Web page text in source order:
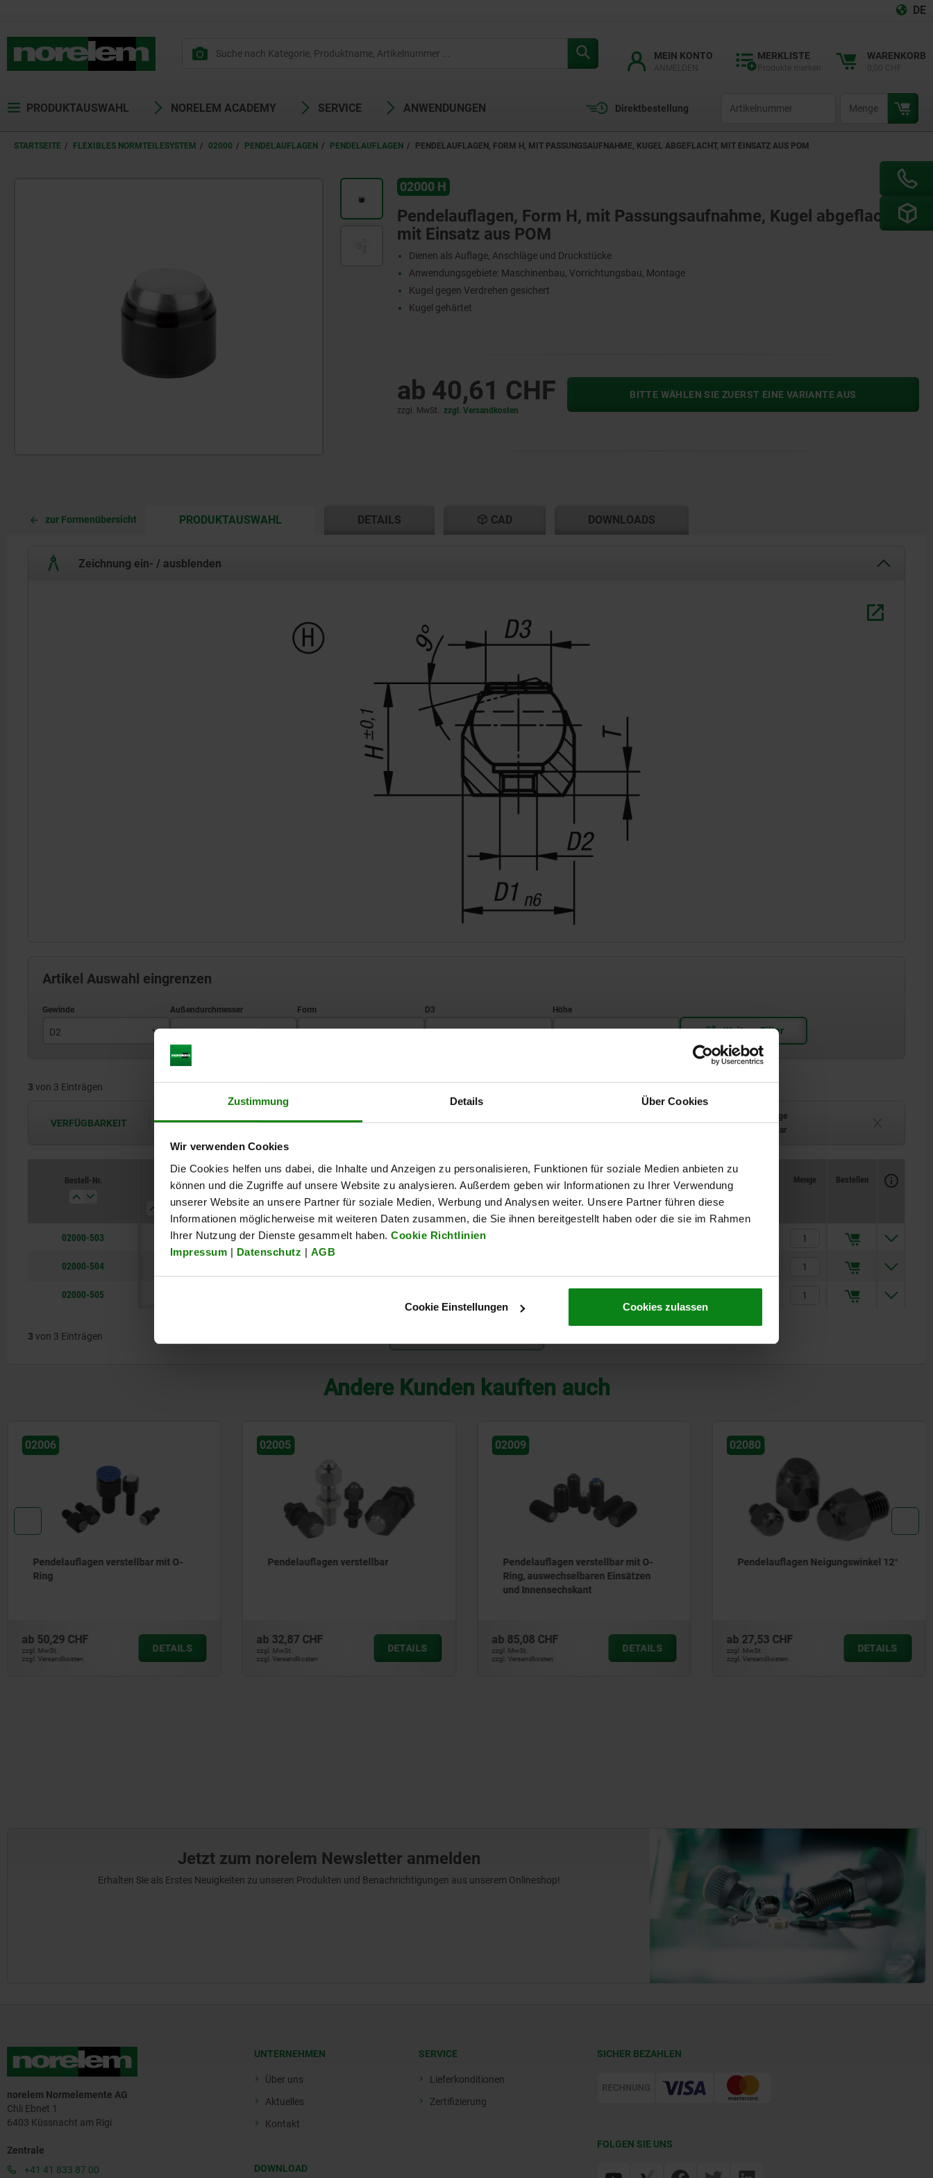
Zustimmung Details Über Cookies
Wir verwenden Cookies
Die Cookies helfen uns dabei, die Inhalte und Anzeigen zu personalisieren, Funktionen für soziale Medien anbieten zu
können und die Zugriffe auf unsere Website zu analysieren. Außerdem geben wir Informationen zu Ihrer Verwendung
unserer Website an unsere Partner für soziale Medien, Werbung und Analysen weiter. Unsere Partner führen diese
Informationen möglicherweise mit weiteren Daten zusammen, die Sie ihnen bereitgestellt haben oder die sie im Rahmen
Ihrer Nutzung der Dienste gesammelt haben. Cookie Richtlinien
Impressum | Datenschutz | AGB
Cookie Einstellungen Cookies zulassen
DE
MEIN KONTO MERKLISTE WARENKORB
PRODUKTAUSWAHL NORELEM ACADEMY SERVICE ANWENDUNGEN Direktbestellung
STARTSEITE FLEXIBLES NORMTEILESYSTEM 02000 PENDELAUFLAGEN PENDELAUFLAGEN PENDELAUFLAGEN, FORM H, MIT PASSUNGSAUFNAHME, KUGEL ABGEFLACHT, MIT EINSATZ AUS POM
02000 H
Pendelauflagen, Form H, mit Passungsaufnahme, Kugel abgeflacht,
mit Einsatz aus POM
Dienen als Auflage, Anschläge und Druckstücke
Anwendungsgebiete: Maschinenbau, Vorrichtungsbau, Montage
Kugel gegen Verdrehen gesichert
Kugel gehärtet
ab 40,61 CHF
zzgl. MwSt. zzgl. Versandkosten
BITTE WÄHLEN SIE ZUERST EINE VARIANTE AUS
zur Formenübersicht PRODUKTAUSWAHL DETAILS CAD DOWNLOADS
Zeichnung ein- / ausblenden
Artikel Auswahl eingrenzen
D2
M4
D1 Form D3 H
3 von 3 Einträgen
VERFÜGBARKEIT Die Verfügbarkeiten werden in regelmäßigen Abständen mehrmals täglich aktualisiert.
Lieferzeit auf Anfrage
Derzeit nicht lieferbar
Bestell-Nr.
D1 Form D3 H T Kugel-
Ø
Aufnahme- bohrung Belastbarkeit max. kN (nur bei
statischer Belastung)
CAD
Verfügbarkeit
Preis
Menge Bestellen
02000-503 12 H 7,9 11 3 10 ø 12 H7X6 min.
02000-504
02000-505
3 von 3 Einträgen
Andere Kunden kauften auch
02005
Pendelauflagen verstellbar
ab 32,87 CHF
zzgl. MwSt.
zzgl. Versandkosten
DETAILS
02009
Pendelauflagen verstellbar mit O-
ab 85,08 CHF
zzgl. MwSt.
zzgl. Versandkosten
DETAILS
02080
Pendelauflagen Neigungswinkel 12°
ab 27,53 CHF
zzgl. MwSt.
zzgl. Versandkosten
DETAILS
02081
Pendelauflagen selbsttätig
ab 36,00 CHF
zzgl. MwSt.
zzgl. Versandkosten
DETAILS
Jetzt zum norelem Newsletter anmelden
Erhalten Sie als Erstes Neuigkeiten zu unseren Produkten und Benachrichtigungen aus unserem Onlineshop!
norelem Normelemente AG
Chli Ebnet 1
6403 Küssnacht am Rigi
Zentrale
+41 41 833 87 00
UNTERNEHMEN
Über uns
Aktuelles
Kontakt
DOWNLOAD
SERVICE
Lieferkonditionen
Zertifizierung
SICHER BEZAHLEN
FOLGEN SIE UNS